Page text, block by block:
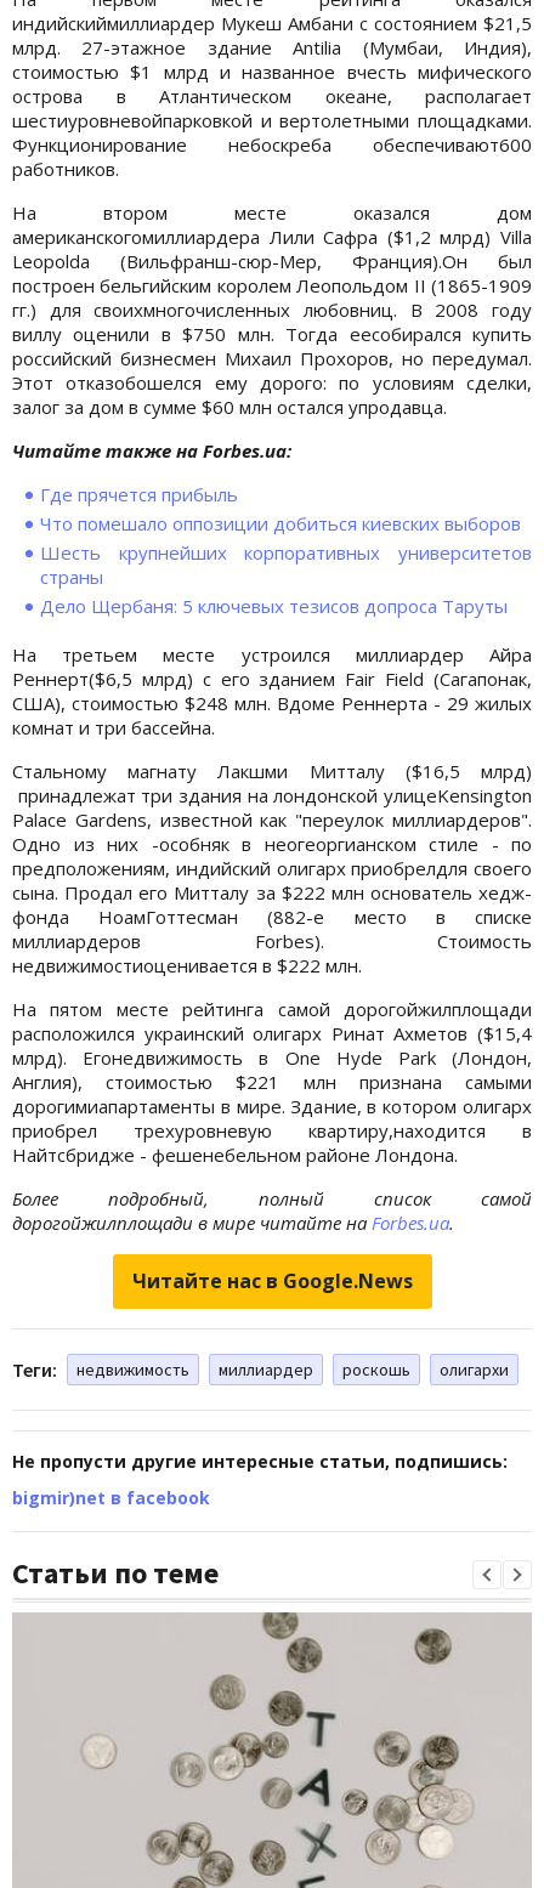
индийскиймиллиардер Мукеш Амбани с состоянием $21,5
млрд. 27-этажное здание Antilia (Мумбаи, Индия),
стоимостью $1 млрд и названное вчесть мифического
острова в Атлантическом океане, располагает
шестиуровневойпарковкой и вертолетными площадками.
Функционирование небоскреба обеспечивают600
работников.
На втором месте оказался дом
американскогомиллиардера Лили Сафра ($1,2 млрд) Villa
Leopolda (Вильфранш-сюр-Мер, Франция).Он был
построен бельгийским королем Леопольдом II (1865-1909
гг.) для своихмногочисленных любовниц. В 2008 году
виллу оценили в $750 млн. Тогда еесобирался купить
российский бизнесмен Михаил Прохоров, но передумал.
Этот отказобошелся ему дорого: по условиям сделки,
залог за дом в сумме $60 млн остался упродавца.
Читайте также на Forbes.ua:
Где прячется прибыль
Что помешало оппозиции добиться киевских выборов
Шесть крупнейших корпоративных университетов
страны
Дело Щербаня: 5 ключевых тезисов допроса Таруты
На третьем месте устроился миллиардер Айра
Реннерт($6,5 млрд) с его зданием Fair Field (Сагапонак,
США), стоимостью $248 млн. Вдоме Реннерта - 29 жилых
комнат и три бассейна.
Стальному магнату Лакшми Митталу ($16,5 млрд)
принадлежат три здания на лондонской улицеKensington
Palace Gardens, известной как "переулок миллиардеров".
Одно из них -особняк в неогеоргианском стиле - по
предположениям, индийский олигарх приобрелдля своего
сына. Продал его Митталу за $222 млн основатель хедж-
фонда НоамГоттесман (882-е место в списке
миллиардеров Forbes). Стоимость
недвижимостиоценивается в $222 млн.
На пятом месте рейтинга самой дорогойжилплощади
расположился украинский олигарх Ринат Ахметов ($15,4
млрд). Егонедвижимость в One Hyde Park (Лондон,
Англия), стоимостью $221 млн признана самыми
дорогимиапартаменты в мире. Здание, в котором олигарх
приобрел трехуровневую квартиру,находится в
Найтсбридже - фешенебельном районе Лондона.
Более подробный, полный список самой
дорогойжилплощади в мире читайте на Forbes.ua.
Читайте нас в Google.News
Теги: недвижимость миллиардер роскошь олигархи
Не пропусти другие интересные статьи, подпишись:
bigmir)net в facebook
Статьи по теме